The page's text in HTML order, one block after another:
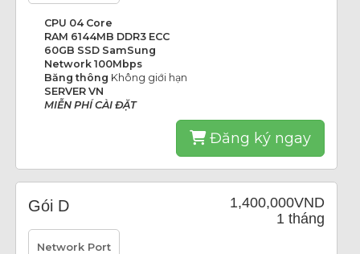
CPU 04 Core
RAM 6144MB DDR3 ECC
60GB SSD SamSung
Network 100Mbps
Băng thông Không giới hạn
SERVER VN
MIỄN PHÍ CÀI ĐẶT
Đăng ký ngay
1,400,000VND
1 tháng
Gói D
Network Port